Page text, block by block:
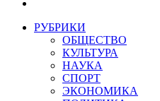
РУБРИКИ
ОБЩЕСТВО
КУЛЬТУРА
НАУКА
СПОРТ
ЭКОНОМИКА